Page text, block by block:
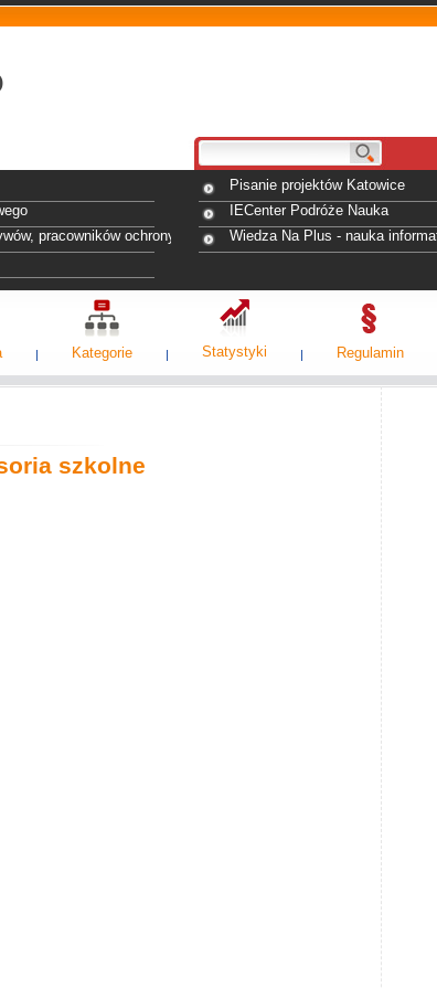
Pisanie projektów Katowice
IECenter Podróże Nauka
pracowników ochrony Łańcut
Wiedza Na Plus - nauka
Kategorie Statystyki Regulamin
szkolne